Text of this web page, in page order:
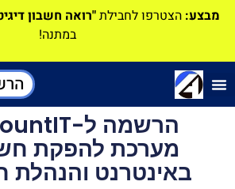
מבצע:הצטרפו לחבילת"רואה חשבון
במתנה!
מערכת להפקת
באינטרנט והנהלת